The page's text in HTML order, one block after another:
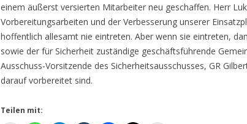
einem äußerst versierten Mitarbeiter neu geschaffen. Herr
Vorbereitungsarbeiten und der Verbesserung unserer
hoffentlich allesamt nie eintreten. Aber wenn sie eintreten,
sowie der für Sicherheit zuständige geschäftsführende
Ausschuss-Vorsitzende des Sicherheitsausschusses, GR
darauf vorbereitet sind.
Teilen mit: